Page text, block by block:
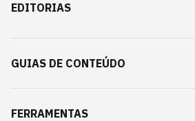
EDITORIAS
GUIAS DE CONTEÚDO
FERRAMENTAS